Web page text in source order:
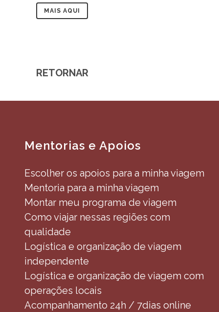
MAIS AQUI
RETORNAR
Mentorias e Apoios
Escolher os apoios para a minha viagem
Mentoria para a minha viagem
Montar meu programa de viagem
Como viajar nessas regiões com
qualidade
Logística e organização de viagem
independente
Logística e organização de viagem com
operações locais
Acompanhamento 24h / 7dias online